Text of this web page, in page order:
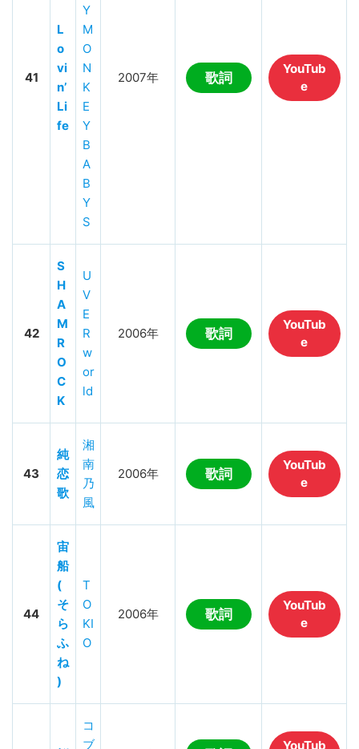
41
L
o
vi
n’
Li
fe
Y
M
O
N
K
E
Y
B
A
B
Y
S
2007年 歌詞
YouTub
e
42
S
H
A
M
R
O
C
K
U
V
E
R
w
or
ld
2006年 歌詞
YouTub
e
43
純
恋
歌
湘
南
乃
風
2006年 歌詞
YouTub
e
44
宙
船
(
そ
ら
ふ
ね
)
T
O
KI
O
2006年 歌詞
YouTub
e
コ
ブ
YouTub